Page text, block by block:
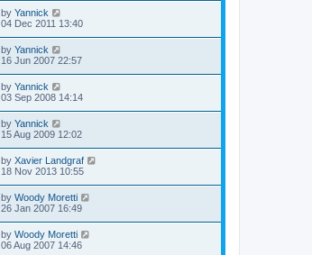
by Yannick
04 Dec 2011 13:40
by Yannick
16 Jun 2007 22:57
by Yannick
03 Sep 2008 14:14
by Yannick
15 Aug 2009 12:02
by Xavier Landgraf
18 Nov 2013 10:55
by Woody Moretti
26 Jan 2007 16:49
by Woody Moretti
06 Aug 2007 14:46